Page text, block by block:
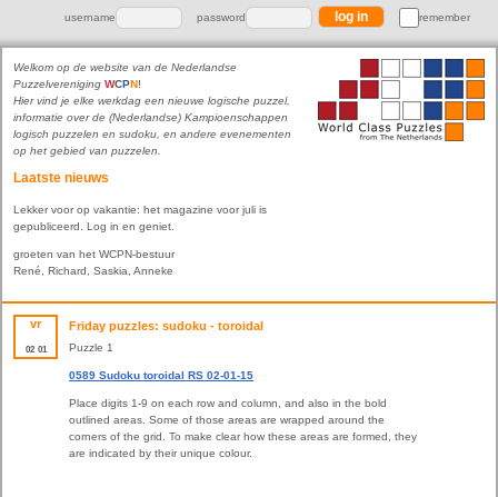
username password remember
Welkom op de website van de Nederlandse
Puzzelvereniging WCPN!
Hier vind je elke werkdag een nieuwe logische puzzel,
informatie over de (Nederlandse) Kampioenschappen
logisch puzzelen en sudoku, en andere evenementen
op het gebied van puzzelen.
Laatste nieuws
Lekker voor op vakantie: het magazine voor juli is
gepubliceerd. Log in en geniet.
groeten van het WCPN-bestuur
René, Richard, Saskia, Anneke
vr
02 01
Friday puzzles: sudoku - toroidal
Puzzle 1
0589 Sudoku toroidal RS 02-01-15
Place digits 1-9 on each row and column, and also in the bold
outlined areas. Some of those areas are wrapped around the
corners of the grid. To make clear how these areas are formed, they
are indicated by their unique colour.